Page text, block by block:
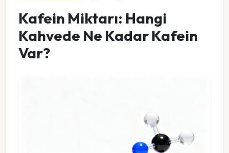
Kafein Miktarı: Hangi
Kahvede Ne Kadar Kafein
Var?